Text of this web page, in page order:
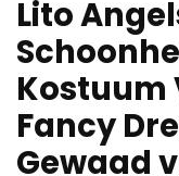
Lito
Kostuum
Fancy
Gewaad